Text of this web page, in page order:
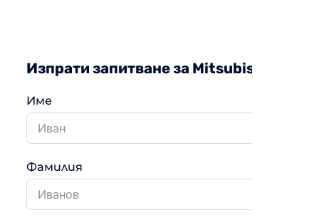
Изпрати запитване за Mitsubishi
Име
Фамилия